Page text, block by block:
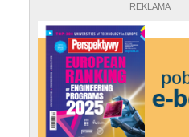
REKLAMA